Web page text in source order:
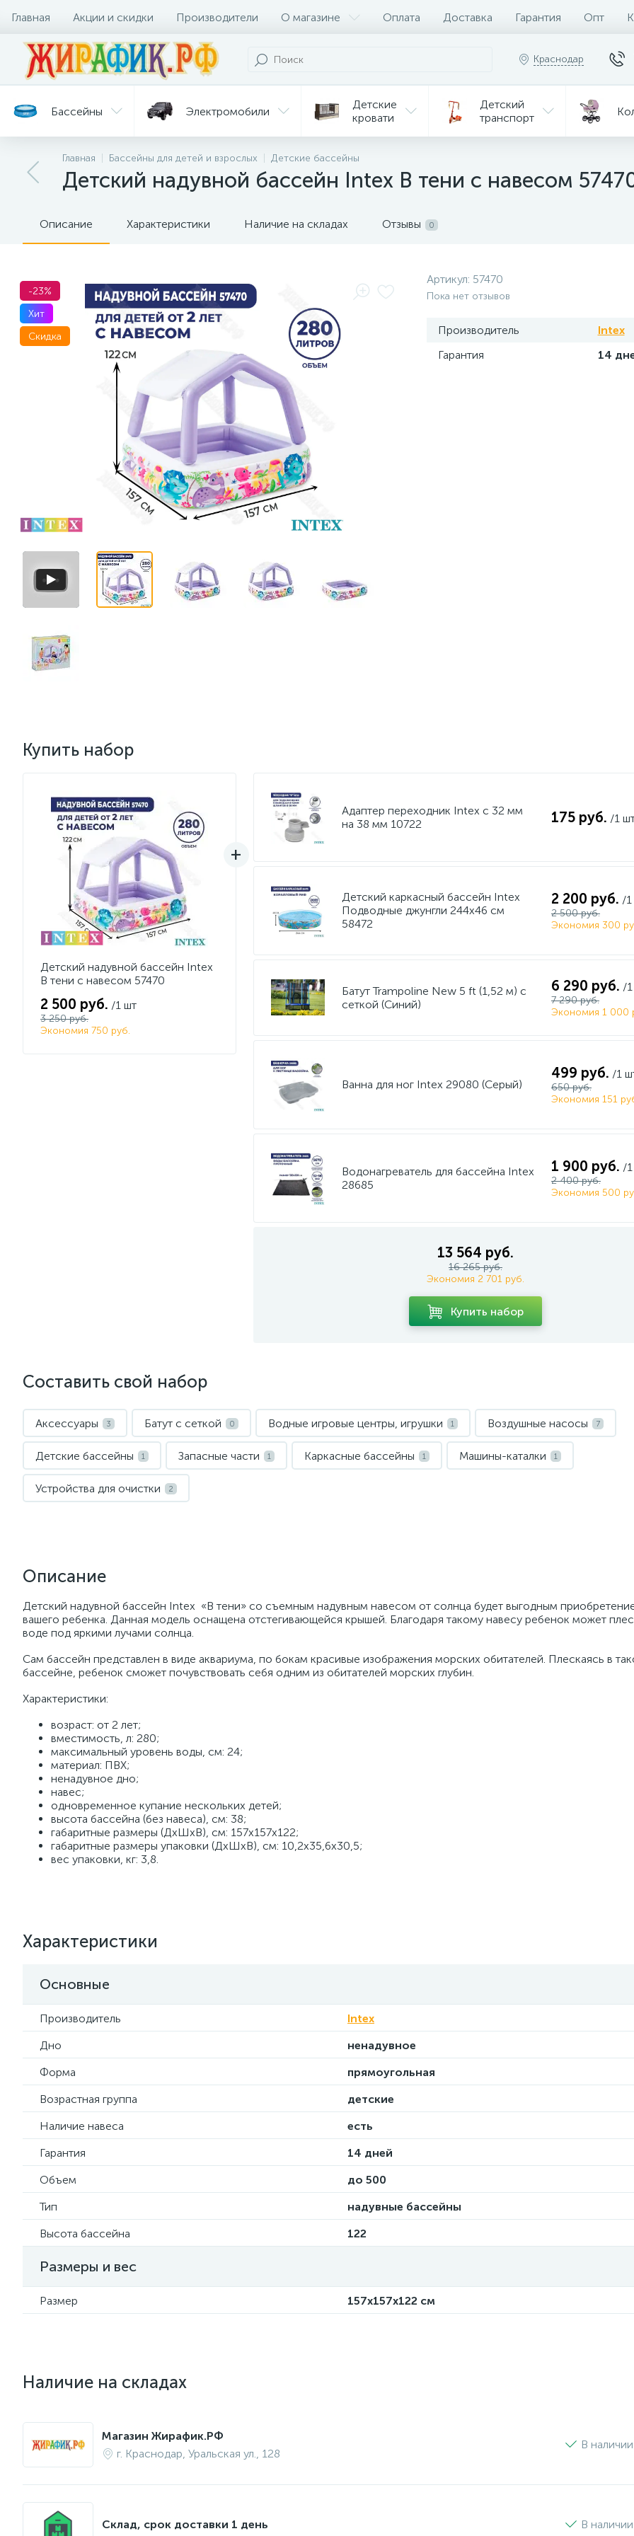
Главная Акции и скидки Производители О магазине Оплата Доставка Гарантия Опт
Краснодар
Бассейны Электромобили
Детские
кровати
Детский
транспорт
Батуты Велосипеды Мебель
на р/у
и уход
горки
для кормления
Главная Бассейны для детей и взрослых Детские бассейны
Детский надувной бассейн Intex В тени с навесом
Описание Характеристики Наличие на складах Отзывы 0
-23%
Хит
Скидка
Артикул: 57470
Пока нет отзывов
Производитель
Intex
Гарантия
14
Купить набор
Детский надувной бассейн Intex
В тени с навесом 57470
2 500 руб. /1 шт
3 250 руб.
Экономия 750 руб.
Адаптер переходник Intex с 32 мм
на 38 мм 10722
175 руб. /1
Детский каркасный бассейн Intex
Подводные джунгли 244x46 см
58472
2 200 руб. /
2 500 руб.
Экономия 300
Батут Trampoline New 5 ft (1,52 м) с
сеткой (Синий)
6 290 руб. /
7 290 руб.
Экономия 1 000
Ванна для ног Intex 29080 (Серый)
499 руб. /1
650 руб.
Экономия 151
Водонагреватель для бассейна Intex
28685
1 900 руб. /
2 400 руб.
Экономия 500
13 564 руб.
16 265 руб.
Экономия 2 701 руб.
Купить набор
Составить свой набор
Аксессуары 3 Батут с сеткой 0 Водные игровые центры, игрушки 1 Воздушные насосы 7
Детские бассейны 1 Запасные части 1 Каркасные бассейны 1 Машины-каталки 1
Устройства для очистки 2
Описание
Детский надувной бассейн Intex «В тени» со съемным надувным навесом от солнца будет выгодным
вашего ребенка. Данная модель оснащена отстегивающейся крышей. Благодаря такому навесу ребенок может
воде под яркими лучами солнца.
Сам бассейн представлен в виде аквариума, по бокам красивые изображения морских обитателей. Плескаясь в
бассейне, ребенок сможет почувствовать себя одним из обитателей морских глубин.
Характеристики:
возраст: от 2 лет;
вместимость, л: 280;
максимальный уровень воды, см: 24;
материал: ПВХ;
ненадувное дно;
навес;
одновременное купание нескольких детей;
высота бассейна (без навеса), см: 38;
габаритные размеры (ДхШхВ), см: 157x157х122;
габаритные размеры упаковки (ДхШхВ), см: 10,2х35,6х30,5;
вес упаковки, кг: 3,8.
Характеристики
Основные
Производитель
Intex
Дно
ненадувное
Форма
прямоугольная
Возрастная группа
детские
Наличие навеса
есть
Гарантия
14 дней
Объем
до 500
Тип
надувные бассейны
Высота бассейна
122
Размеры и вес
Размер 157х157х122 см
Наличие на складах
Магазин Жирафик.РФ
г. Краснодар, Уральская ул., 128
В
Склад, срок доставки 1 день В